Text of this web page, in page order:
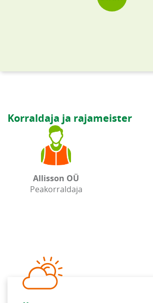
Korraldaja ja rajameister
Allisson OÜ
Peakorraldaja